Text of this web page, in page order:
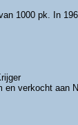
1000 pk. In
en verkocht